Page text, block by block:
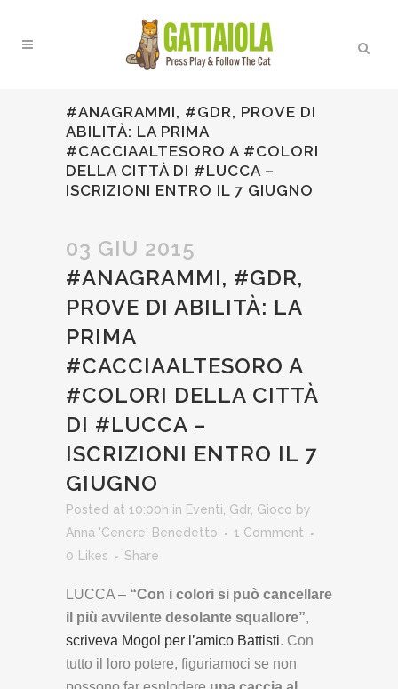
#ANAGRAMMI, #GDR, PROVE DI
ABILITÀ: LA PRIMA
#CACCIAALTESORO A #COLORI
DELLA CITTÀ DI #LUCCA –
ISCRIZIONI ENTRO IL 7 GIUGNO
03 GIU 2015
#ANAGRAMMI, #GDR,
PROVE DI ABILITÀ: LA
PRIMA
#CACCIAALTESORO A
#COLORI DELLA CITTÀ
DI #LUCCA –
ISCRIZIONI ENTRO IL 7
GIUGNO
Posted at 10:00h in Eventi Gdr, Gioco by
Anna 'Cenere' Benedetto
1 Comment
0
Likes Share
LUCCA – “Con i colori si può cancellare
il più avvilente desolante squallore”,
scriveva Mogol per l’amico Battisti. Con
tutto il loro potere, figuriamoci se non